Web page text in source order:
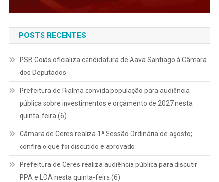
POSTS RECENTES
PSB Goiás oficializa candidatura de Aava Santiago à Câmara
dos Deputados
Prefeitura de Rialma convida população para audiência
pública sobre investimentos e orçamento de 2027 nesta
quinta-feira (6)
Câmara de Ceres realiza 1ª Sessão Ordinária de agosto;
confira o que foi discutido e aprovado
Prefeitura de Ceres realiza audiência pública para discutir
PPA e LOA nesta quinta-feira (6)